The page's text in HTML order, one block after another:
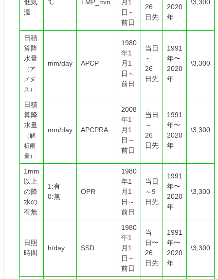
低気
温
℃ TMP_min
月1
日～
前日
26
日先
2020
年
\3,300
⽇積
算降
⽔量
（ア
メダ
ス）
mm/day APCP
1980
年1
月1
日～
前日
当日
～
26
日先
1991
年〜
2020
年
\3,300
⽇積
算降
⽔量
（解
析⾬
量）
mm/day APCPRA
2008
年1
月1
日～
前日
当日
～
26
日先
1991
年〜
2020
年
\3,300
1mm
以上
の降
水の
有無
1:有
0:無
OPR
1980
年1
月1
日～
前日
当日
～9
日先
1991
年〜
2020
年
\3,300
日照
時間
h/day SSD
1980
年1
月1
日～
前日
当
⽇〜
26
⽇先
1991
年〜
2020
年
\3,300